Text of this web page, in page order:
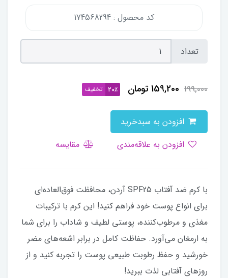
کد محصول : 174568294
تعداد
199,000
159,200تومان 20٪ تخفیف
مقایسه
با کرم ضد آفتاب SPF25 آردن، محافظت فوق‌العاده‌ای
برای انواع پوست خود فراهم کنید! این کرم با ترکیبات
مغذی و مرطوب‌کننده، پوستی لطیف و شاداب را برای شما
به ارمغان می‌آورد. حفاظت کامل در برابر اشعه‌های مضر
خورشید و حفظ رطوبت طبیعی پوست را تجربه کنید و از
روزهای آفتابی لذت ببرید!